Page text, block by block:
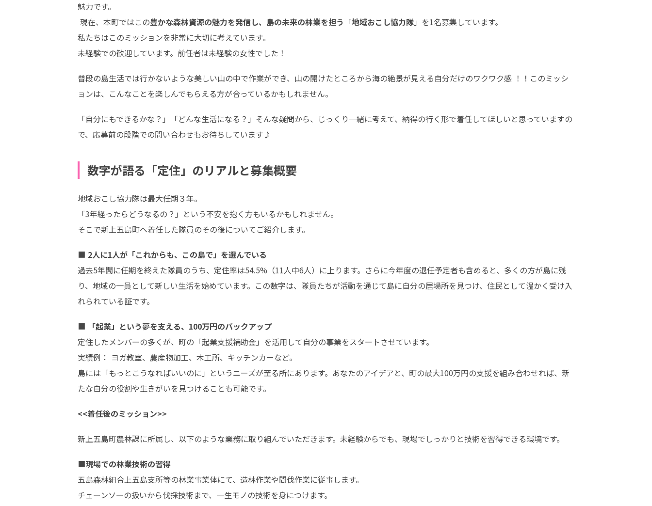
魅力です。
現在、本町ではこの豊かな森林資源の魅力を発信し、島の未来の林業を担う 「地域おこし協力隊」を1名募集しています。
私たちはこのミッションを非常に大切に考えています。
未経験での歓迎しています。前任者は未経験の女性でした！
普段の島生活では行かないような美しい山の中で作業ができ、山の開けたところから海の絶景が見える自分だけのワクワク感 ！！このミッシ
ョンは、こんなことを楽しんでもらえる方が合っているかもしれません。
「自分にもできるかな？」「どんな生活になる？」そんな疑問から、じっくり一緒に考えて、納得の行く形で着任してほしいと思っていますの
で、応募前の段階での問い合わせもお待ちしています♪
数字が語る「定住」のリアルと募集概要
地域おこし協力隊は最大任期３年。
「3年経ったらどうなるの？」という不安を抱く方もいるかもしれません。
そこで新上五島町へ着任した隊員のその後についてご紹介します。
■ 2人に1人が「これからも、この島で」を選んでいる
過去5年間に任期を終えた隊員のうち、定住率は54.5%（11人中6人）に上ります。さらに今年度の退任予定者も含めると、多くの方が島に残
り、地域の一員として新しい生活を始めています。この数字は、隊員たちが活動を通じて島に自分の居場所を見つけ、住民として温かく受け入
れられている証です。
■
「起業」という夢を支える、100万円のバックアップ
定住したメンバーの多くが、町の「起業支援補助金」を活用して自分の事業をスタートさせています。
実績例： ヨガ教室、農産物加工、木工所、キッチンカーなど。
島には「もっとこうなればいいのに」というニーズが至る所にあります。あなたのアイデアと、町の最大100万円の支援を組み合わせれば、新
たな自分の役割や生きがいを見つけることも可能です。
<<着任後のミッション>>
新上五島町農林課に所属し、以下のような業務に取り組んでいただきます。未経験からでも、現場でしっかりと技術を習得できる環境です。
■現場での林業技術の習得
五島森林組合上五島支所等の林業事業体にて、造林作業や間伐作業に従事します。
チェーンソーの扱いから伐採技術まで、一生モノの技術を身につけます。